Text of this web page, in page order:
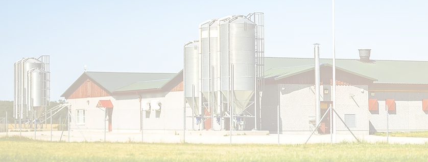
Mit unserem BarnBuddy siehst du, was dir verborgen bleibt. Unsere KI arbeitet 24/7 und liefert
dir tägliche Handlungsempfehlungen. Steigere jetzt die Wirtschaftlichkeit deines Betriebs
nachhaltig und schaffe mehr Zeit für das Wesentliche!
Jetzt unverbindliches Erstgespräch vereinbaren!